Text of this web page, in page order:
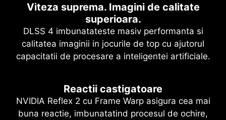
Viteza suprema. Imagini de calitate
superioara.
DLSS 4 imbunatateste masiv performanta si
calitatea imaginii in jocurile de top cu ajutorul
capacitatii de procesare a inteligentei artificiale.
Reactii castigatoare
NVIDIA Reflex 2 cu Frame Warp asigura cea mai
buna reactie, imbunatatind procesul de ochire,